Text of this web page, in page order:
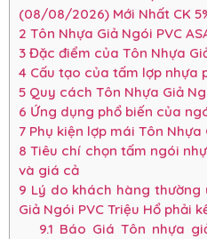
(08/08/2026) Mới Nhất CK
2 Tôn Nhựa Giả Ngói PVC
3 Đặc điểm của Tôn Nhựa
4 Cấu tạo của tấm lợp nhựa
5 Quy cách Tôn Nhựa Giả
6 Ứng dụng phổ biến của
7 Phụ kiện lợp mái Tôn Nhựa
8 Tiêu chí chọn tấm ngói
và giá cả
9 Lý do khách hàng thường
Giả Ngói PVC Triệu Hổ phải
9.1 Báo Giá Tôn nhựa